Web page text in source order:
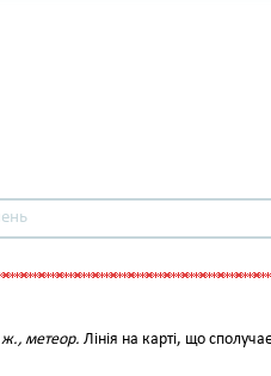
ж., метеор. Лінія на карті, що